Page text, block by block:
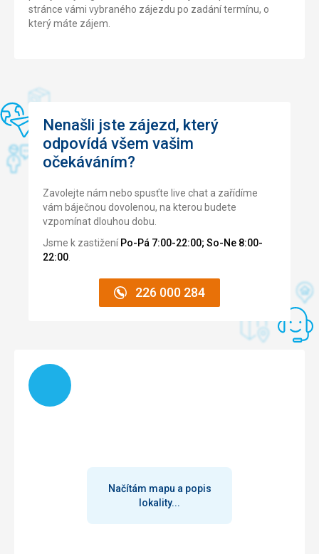
stránce vámi vybraného zájezdu po zadání termínu, o
který máte zájem.
Nenašli jste zájezd, který
odpovídá všem vašim
očekáváním?
Zavolejte nám nebo spusťte live chat a zařídíme
vám báječnou dovolenou, na kterou budete
vzpomínat dlouhou dobu.
Jsme k zastiženíPo-Pá 7:00-22:00; So-Ne 8:00-
22:00
226 000 284
Načítám
Načítám mapu a popis
lokality...